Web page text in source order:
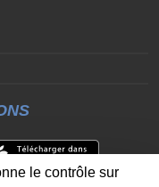
le contrôle sur